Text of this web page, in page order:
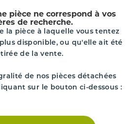
pièce ne correspond à vos
de recherche.
la pièce à laquelle vous tentez
disponible, ou qu'elle ait été
de la vente.
de nos pièces détachées
sur le bouton ci-dessous :